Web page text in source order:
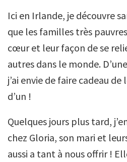
Ici en Irlande, je découvre
que les familles très
cœur et leur façon de se
autres dans le monde.
j’ai envie de faire cadeau
d’un !
Quelques jours plus tard,
chez Gloria, son mari et
aussi a tant à nous offrir !